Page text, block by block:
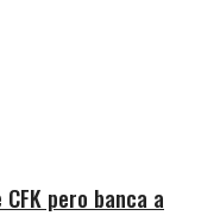
pero banca a